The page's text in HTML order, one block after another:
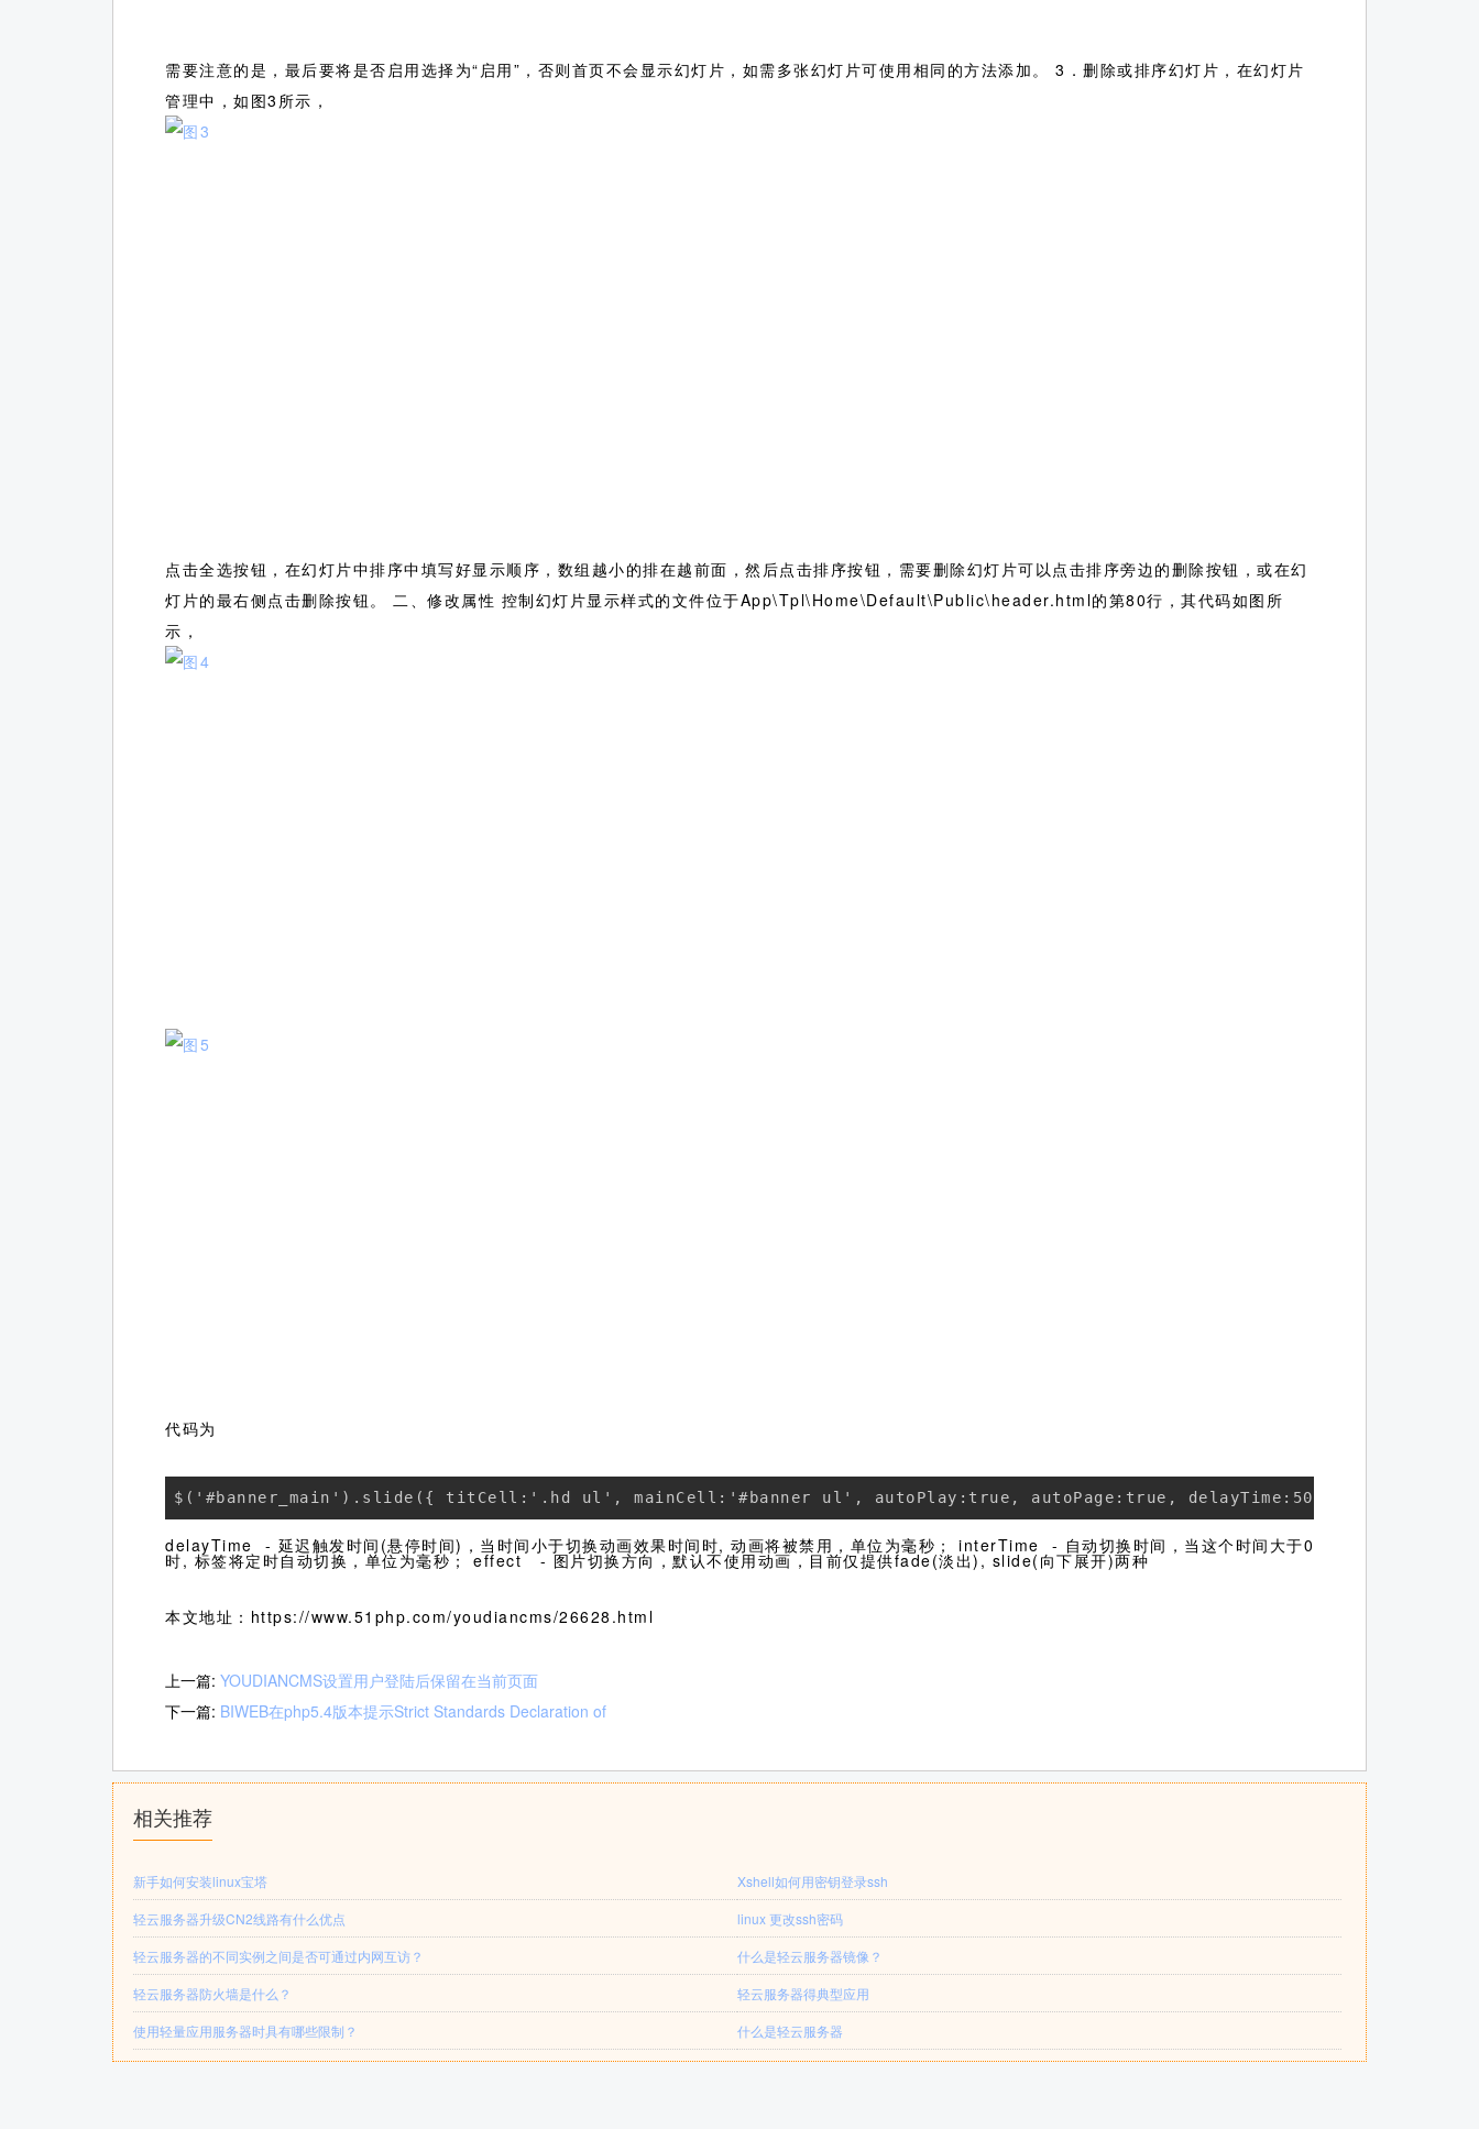
需要注意的是，最后要将是否启用选择为“启用”，否则首页不会显示幻灯片，如需多张幻灯片可使用相同的方法添加。 3．删除或排序幻灯片，在幻灯片
管理中，如图3所示，
点击全选按钮，在幻灯片中排序中填写好显示顺序，数组越小的排在越前面，然后点击排序按钮，需要删除幻灯片可以点击排序旁边的删除按钮，或在幻
灯片的最右侧点击删除按钮。 二、修改属性 控制幻灯片显示样式的文件位于App\Tpl\Home\Default\Public\header.html的第80行，其代码如图所
示，
代码为
delayTime - 延迟触发时间(悬停时间)，当时间小于切换动画效果时间时, 动画将被禁用，单位为毫秒； interTime - 自动切换时间，当这个时间大于0
时, 标签将定时自动切换，单位为毫秒； effect - 图片切换方向，默认不使用动画，目前仅提供fade(淡出), slide(向下展开)两种
本文地址：https://www.51php.com/youdiancms/26628.html
上一篇: YOUDIANCMS设置用户登陆后保留在当前页面
下一篇: BIWEB在php5.4版本提示Strict Standards Declaration of
相关推荐
新手如何安装linux宝塔
Xshell如何用密钥登录ssh
轻云服务器升级CN2线路有什么优点
linux 更改ssh密码
轻云服务器的不同实例之间是否可通过内网互访？
什么是轻云服务器镜像？
轻云服务器防火墙是什么？
轻云服务器得典型应用
使用轻量应用服务器时具有哪些限制？
什么是轻云服务器